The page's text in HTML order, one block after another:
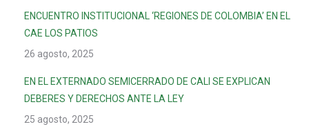
ENCUENTRO INSTITUCIONAL ‘REGIONES DE COLOMBIA’ EN EL
CAE LOS PATIOS
26 agosto, 2025
EN EL EXTERNADO SEMICERRADO DE CALI SE EXPLICAN
DEBERES Y DERECHOS ANTE LA LEY
25 agosto, 2025